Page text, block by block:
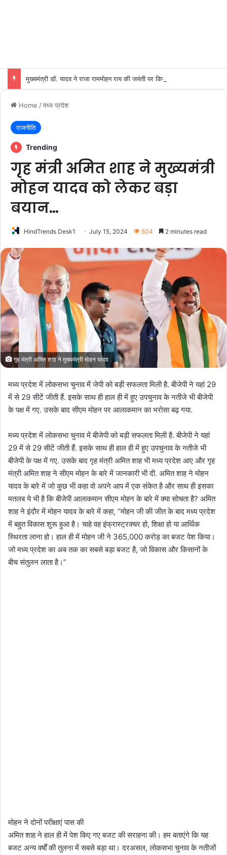
मुख्यमंत्री डॉ. यादव ने राजा राममोहन राय की जयंती पर किया नमन
Home /मध्य प्रदेश
राजनीति
Trending
गृह मंत्री अमित शाह ने मुख्यमंत्री
मोहन यादव को लेकर बड़ा
बयान…
HindTrends Desk1 July 15, 2024 504 2 minutes read
गृह मंत्री अमित शाह ने मुख्यमंत्री मोहन यादव
मध्य प्रदेश में लोकसभा चुनाव में जेपी को बड़ी सफलता मिली है. बीजेपी ने यहां 29
में से 29 सीटें जीती हैं. इसके साथ ही हाल ही में हुए उपचुनाव के नतीजे भी बीजेपी
के पक्ष में गए. उसके बाद सीएम मोहन पर आलाकमान का भरोसा बढ़ गया.
मध्य प्रदेश में लोकसभा चुनाव में बीजेपी को बड़ी सफलता मिली है. बीजेपी ने यहां
29 में से 29 सीटें जीती हैं. इसके साथ ही हाल ही में हुए उपचुनाव के नतीजे भी
बीजेपी के पक्ष में गए. उसके बाद गृह मंत्री अमित शाह भी मध्य प्रदेश आए और गृह
मंत्री अमित शाह ने सीएम मोहन के बारे में जानकारी भी दी. अमित शाह ने मोहन
यादव के बारे में जो कुछ भी कहा वो अपने आप में एक संकेत है और साथ ही इसका
मतलब ये भी है कि बीजेपी आलाकमान सीएम मोहन के बारे में क्या सोचता है? अमित
शाह ने इंदौर में मोहन यादव के बारे में कहा, “मोहन जी की जीत के बाद मध्य प्रदेश
में बहुत विकास शुरू हुआ है। चाहे वह इंफ्रास्ट्रक्चर हो, शिक्षा हो या आर्थिक
स्थिरता लाना हो। हाल ही में मोहन जी ने 365,000 करोड़ का बजट पेश किया।
जो मध्य प्रदेश का अब तक का सबसे बड़ा बजट है, जो विकास और किसानों के
बीच संतुलन लाता है।”
मोहन ने दोनों परीक्षाएं पास की
अमित शाह ने हाल ही में पेश किए गए बजट की सराहना की। हम बताएंगे कि यह
बजट अन्य वर्षों की तुलना में सबसे बड़ा था। दरअसल, लोकसभा चुनाव के नतीजों